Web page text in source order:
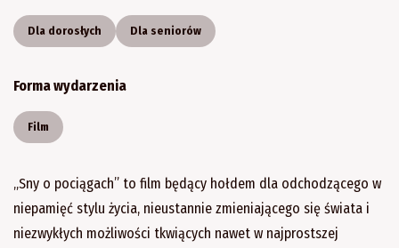
Dla dorosłych Dla seniorów
Forma wydarzenia
Film
„Sny o pociągach” to film będący hołdem dla odchodzącego w
niepamięć stylu życia, nieustannie zmieniającego się świata i
niezwykłych możliwości tkwiących nawet w najprostszej